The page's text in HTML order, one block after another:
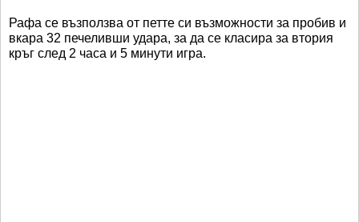
Рафа се възползва от петте си възможности за пробив и
вкара 32 печеливши удара, за да се класира за втория
кръг след 2 часа и 5 минути игра.